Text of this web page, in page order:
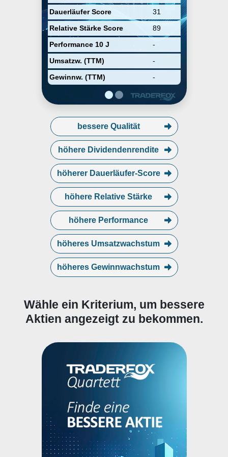
Dauerläufer Score
31
Relative Stärke Score
89
Performance 10 J
-
Umsatzw. (TTM)
-
Gewinnw. (TTM)
-
bessere Qualität
höhere Dividendenrendite
höherer Dauerläufer-Score
höhere Relative Stärke
höhere Performance
höheres Umsatzwachstum
höheres Gewinnwachstum
Wähle ein Kriterium, um bessere
Aktien angezeigt zu bekommen.